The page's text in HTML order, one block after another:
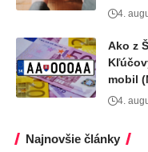
4.
Ako z
mobil
4.
Najnovšie články